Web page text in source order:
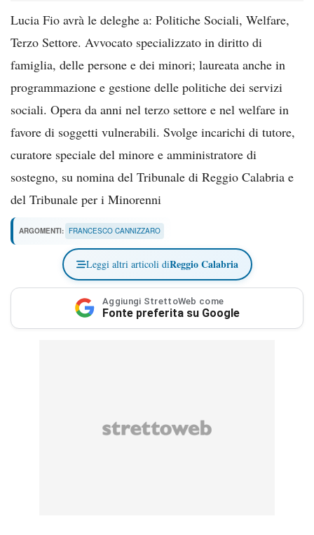
Lucia Fio avrà le deleghe a: Politiche Sociali, Welfare,
Terzo Settore. Avvocato specializzato in diritto di
famiglia, delle persone e dei minori; laureata anche in
programmazione e gestione delle politiche dei servizi
sociali. Opera da anni nel terzo settore e nel welfare in
favore di soggetti vulnerabili. Svolge incarichi di tutore,
curatore speciale del minore e amministratore di
sostegno, su nomina del Tribunale di Reggio Calabria e
del Tribunale per i Minorenni
ARGOMENTI: FRANCESCO CANNIZZARO
Leggi altri articoli diReggio Calabria
Aggiungi StrettoWeb come
Fonte preferita su Google